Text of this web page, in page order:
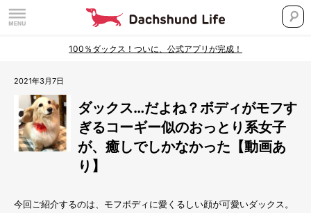
100％ダックス！ついに、公式アプリが完成！
2021年3月7日
ダックス…だよね？ボディがモフす
ぎるコーギー似のおっとり系女子
が、癒しでしかなかった【動画あ
り】
今回ご紹介するのは、モフボディに愛くるしい顔が可愛いダックス。